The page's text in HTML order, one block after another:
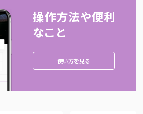
操作方法や便利
なこと
使い方を見る